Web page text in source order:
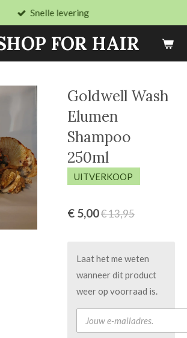
FOR HAIR
Snelle levering
Goldwell Wash
Elumen
Shampoo
250ml
UITVERKOOP
€ 5,00€ 13,95
Laat het me weten
wanneer dit product
weer op voorraad is.